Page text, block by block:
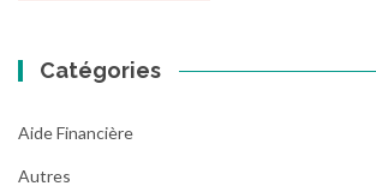
Catégories
Aide Financière
Autres